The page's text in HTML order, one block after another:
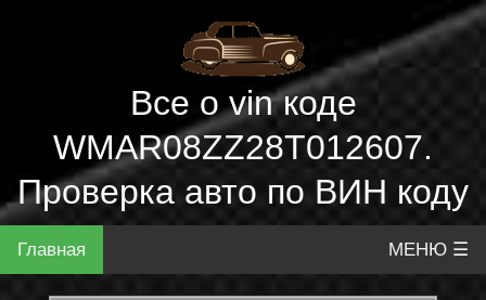
Все о vin коде
WMAR08ZZ28T012607.
Проверка авто по ВИН коду
Главная МЕНЮ ☰